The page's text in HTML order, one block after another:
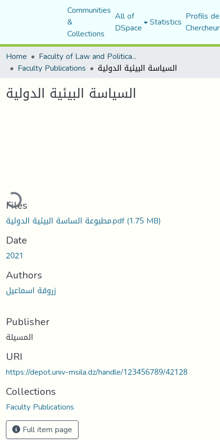
Communities
&
Collections
All of
DSpace Statistics Profils
Home
Faculty of Law and Political Science
Faculty Publications السياسة البيئية الدولية
السياسة البيئية الدولية
Files
مطبوعة الساسة البيئية الدولية.pdf(1.75 MB)
Date
2021
Authors
زروقة اسماعيل
Publisher
المسيلة
URI
https://depot.univ-msila.dz/handle/123456789/42128
Collections
Faculty Publications
Full item page